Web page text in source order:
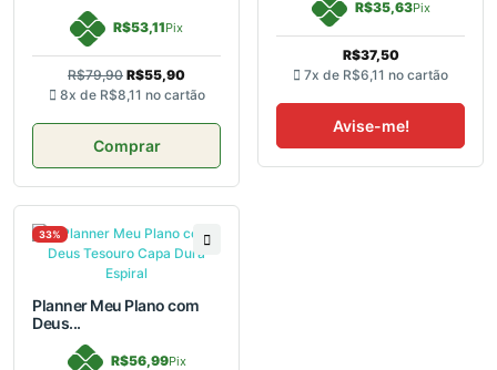
R$53,11Pix
R$79,90 R$55,90
8x de R$8,11 no cartão
Comprar
R$35,63Pix
R$37,50
7x de R$6,11 no cartão
Avise-me!
33%
Planner Meu Plano com
Deus...
R$56,99Pix